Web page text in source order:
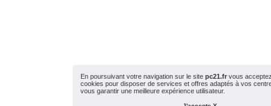
En poursuivant votre navigation sur le sitepc21.fr vous
cookies pour disposer de services et offres adaptés à vos
vous garantir une meilleure expérience utilisateur.